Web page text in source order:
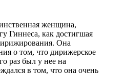
женщина,
Гиннеса, как достигшая
Она
о том, что дирижерское
раз был у нее на
в том, что она очень